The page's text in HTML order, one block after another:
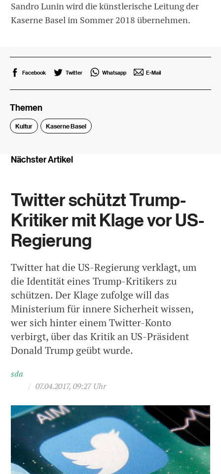
Sandro Lunin wird die künstlerische Leitung der
Kaserne Basel im Sommer 2018 übernehmen.
Facebook Twitter Whatsapp E-Mail
Themen
Kultur Kaserne Basel
Nächster Artikel
Twitter schützt Trump-
Kritiker mit Klage vor US-
Regierung
Twitter hat die US-Regierung verklagt, um
die Identität eines Trump-Kritikers zu
schützen. Der Klage zufolge will das
Ministerium für innere Sicherheit wissen,
wer sich hinter einem Twitter-Konto
verbirgt, über das Kritik an US-Präsident
Donald Trump geübt wurde.
sda
/ 07.04.2017, 09:27 Uhr